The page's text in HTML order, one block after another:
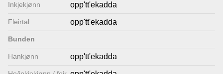
Inkjekjønn opp'tt'ekadda
Fleirtal opp'tt'ekadda
Bunden
Hankjønn opp'tt'ekadda
Kontakt
oss